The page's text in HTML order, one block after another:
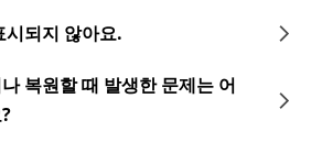
시되지 않아요.
복원할 때 발생한 문제는 어